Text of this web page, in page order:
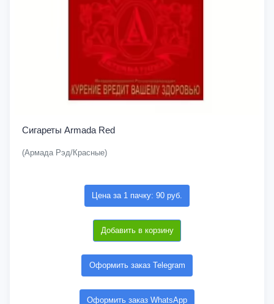
Сигареты Armada Red
(Армада Рэд/Красные)
Цена за 1 пачку: 90 руб.
Добавить в корзину
Оформить заказ Telegram
Оформить заказ WhatsApp